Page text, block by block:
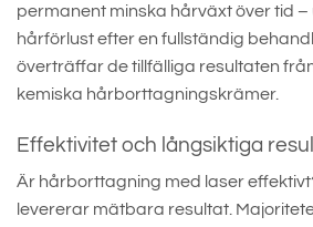
permanent minska hårväxt över tid –
hårförlust efter en fullständig
överträffar de tillfälliga resultaten
kemiska hårborttagningskrämer.
Effektivitet och långsiktiga
Är hårborttagning med laser
levererar mätbara resultat.